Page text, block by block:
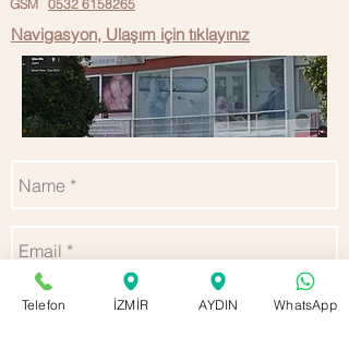
GSM 0532 6158265
Navigasyon, Ulaşım için tıklayınız
Telefon İZMİR AYDIN WhatsApp